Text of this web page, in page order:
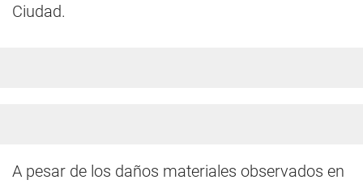
Ciudad.
A pesar de los daños materiales observados en